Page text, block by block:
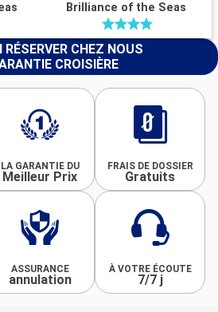
Brilliance of the Seas
RÉSERVER CHEZ NOUS
CROISIÈRE
LA GARANTIE DU
Meilleur Prix
FRAIS DE DOSSIER
Gratuits
ASSURANCE
annulation
À VOTRE ÉCOUTE
7/7 j